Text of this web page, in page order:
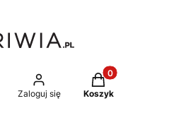
wyszukiwarkę
Zaloguj się
Produkty w
Koszyk